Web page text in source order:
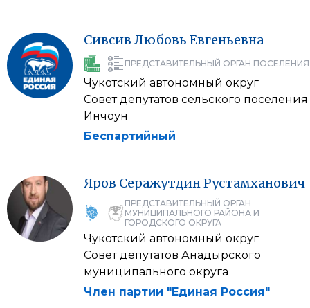
Сивсив Любовь Евгеньевна
ПРЕДСТАВИТЕЛЬНЫЙ ОРГАН ПОСЕЛЕНИЯ
Чукотский автономный округ
Совет депутатов сельского поселения
Инчоун
Беспартийный
Яров СеражутдинРустамханович
ПРЕДСТАВИТЕЛЬНЫЙ ОРГАН
МУНИЦИПАЛЬНОГО РАЙОНА И
ГОРОДСКОГО ОКРУГА
Чукотский автономный округ
Совет депутатов Анадырского
муниципального округа
Член партии "Единая Россия"